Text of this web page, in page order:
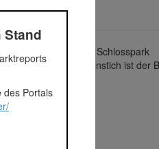
sowie Blick auf den Schlosspark
Mit dem Spatenstich ist der
Stand
des Portals